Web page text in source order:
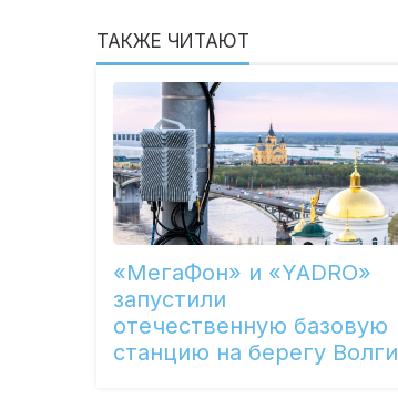
ТАКЖЕ ЧИТАЮТ
«МегаФон» и «YADRO»
запустили
отечественную базовую
станцию на берегу Волги